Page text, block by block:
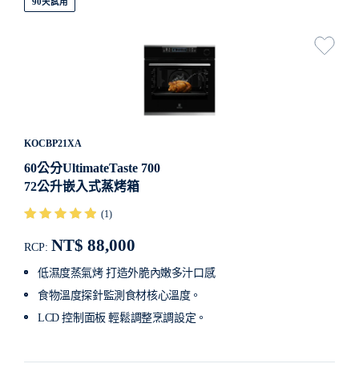
KOCBP21XA
60公分UltimateTaste 700
72公升嵌入式蒸烤箱
(1)
RCP: NT$ 88,000
低濕度蒸氣烤 打造外脆內嫩多汁口感
食物溫度探針監測食材核心溫度。
LCD 控制面板 輕鬆調整烹調設定。